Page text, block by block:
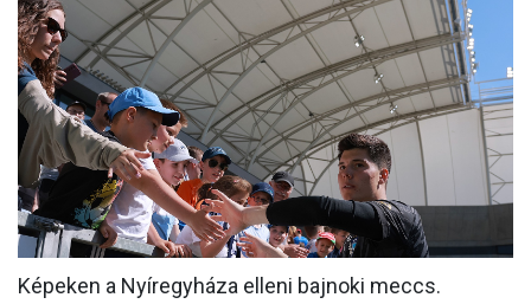
HÍREK
CSAPATOK
MÉRKŐZÉSEK
KLUB
GALÉRIA
SZURKOLÓI ÉLMÉNYEK
Képeken a Nyíregyháza elleni bajnoki meccs.